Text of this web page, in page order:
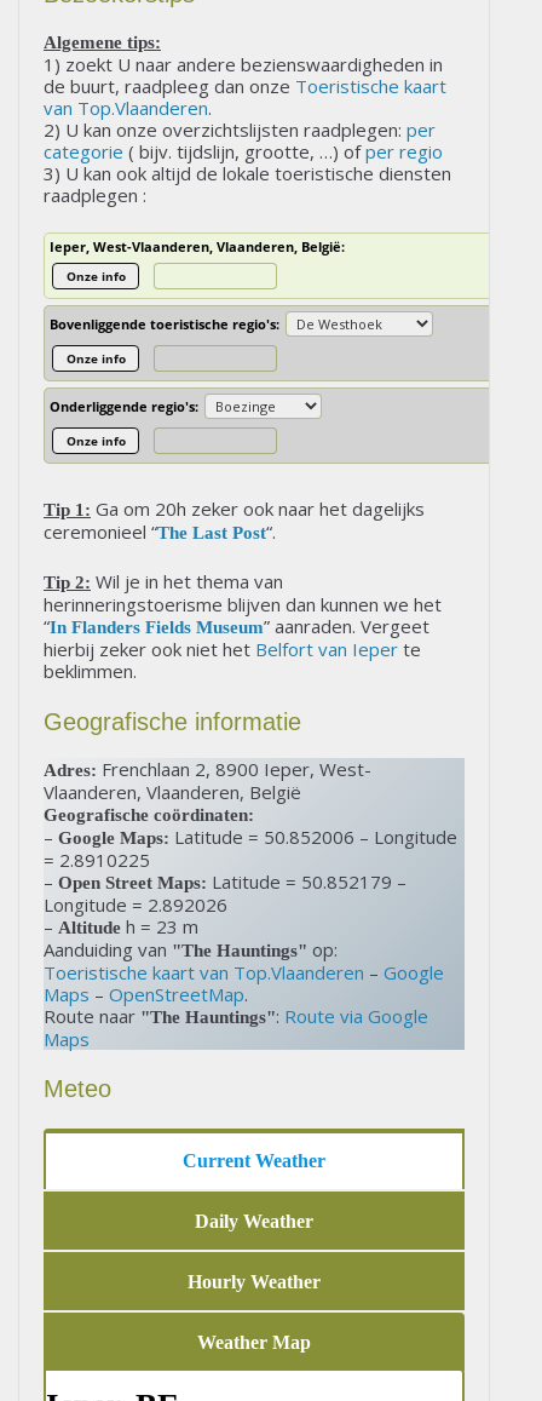
Algemene tips:
1) zoekt U naar andere bezienswaardigheden in
de buurt, raadpleeg dan onze Toeristische kaart
van Top.Vlaanderen.
2) U kan onze overzichtslijsten raadplegen: per
categorie ( bijv. tijdslijn, grootte, …) ofper regio
3) U kan ook altijd de lokale toeristische diensten
raadplegen :
Ieper, West-Vlaanderen, Vlaanderen, België:
Onze info
Bovenliggende toeristische regio's:
Onze info
Onderliggende regio's:
Onze info
Tip 1: Ga om 20h zeker ook naar het dagelijks
ceremonieel “The Last Post“.
Tip 2: Wil je in het thema van
herinneringstoerisme blijven dan kunnen we het
“In Flanders Fields Museum” aanraden. Vergeet
hierbij zeker ook niet het Belfort van Ieper te
beklimmen.
Geografische informatie
Adres: Frenchlaan 2, 8900 Ieper, West-
Vlaanderen, Vlaanderen, België
Geografische coördinaten:
– Google Maps: Latitude = 50.852006 – Longitude
= 2.8910225
– Open Street Maps: Latitude = 50.852179 –
Longitude = 2.892026
– Altitude h = 23 m
Aanduiding van "The Hauntings" op:
Toeristische kaart van Top.Vlaanderen – Google
Maps – OpenStreetMap.
Route naar "The Hauntings": Route via Google
Maps
Meteo
Current Weather
Daily Weather
Hourly Weather
Weather Map